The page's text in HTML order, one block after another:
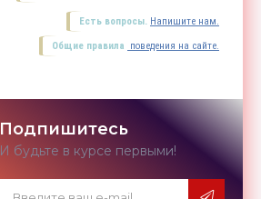
Есть вопросы. Напишите нам.
Общие правила поведения на сайте.
Подпишитесь
И будьте в курсе первыми!